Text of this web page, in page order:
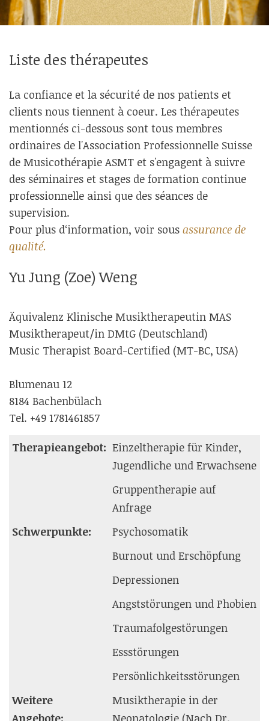
Liste des thérapeutes
La confiance et la sécurité de nos patients et
clients nous tiennent à coeur. Les thérapeutes
mentionnés ci-dessous sont tous membres
ordinaires de l'Association Professionnelle Suisse
de Musicothérapie ASMT et s'engagent à suivre
des séminaires et stages de formation continue
professionnelle ainsi que des séances de
supervision.
Pour plus d‘information, voir sous assurance de
qualité.
Yu Jung (Zoe) Weng
Äquivalenz Klinische Musiktherapeutin MAS
Musiktherapeut/in DMtG (Deutschland)
Music Therapist Board-Certified (MT-BC, USA)
Blumenau 12
8184 Bachenbülach
Tel. +49 1781461857
Therapieangebot: Einzeltherapie für Kinder,
Jugendliche und Erwachsene
Gruppentherapie auf
Anfrage
Schwerpunkte:
Psychosomatik
Burnout und Erschöpfung
Depressionen
Angststörungen und Phobien
Traumafolgestörungen
Essstörungen
Persönlichkeitsstörungen
Weitere
Angebote:
Musiktherapie in der
Neonatologie (Nach Dr.